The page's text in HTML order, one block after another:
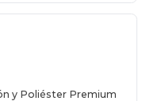
y Poliéster Premium